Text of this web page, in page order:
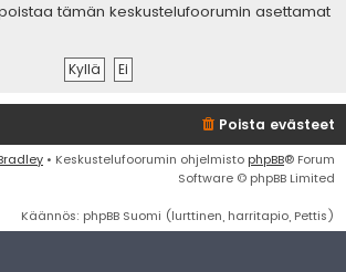
tämän keskustelufoorumin asettamat
Poista evästeet
• Keskustelufoorumin ohjelmisto phpBB® Forum
Software © phpBB Limited
Käännös: phpBB Suomi (lurttinen, harritapio, Pettis)